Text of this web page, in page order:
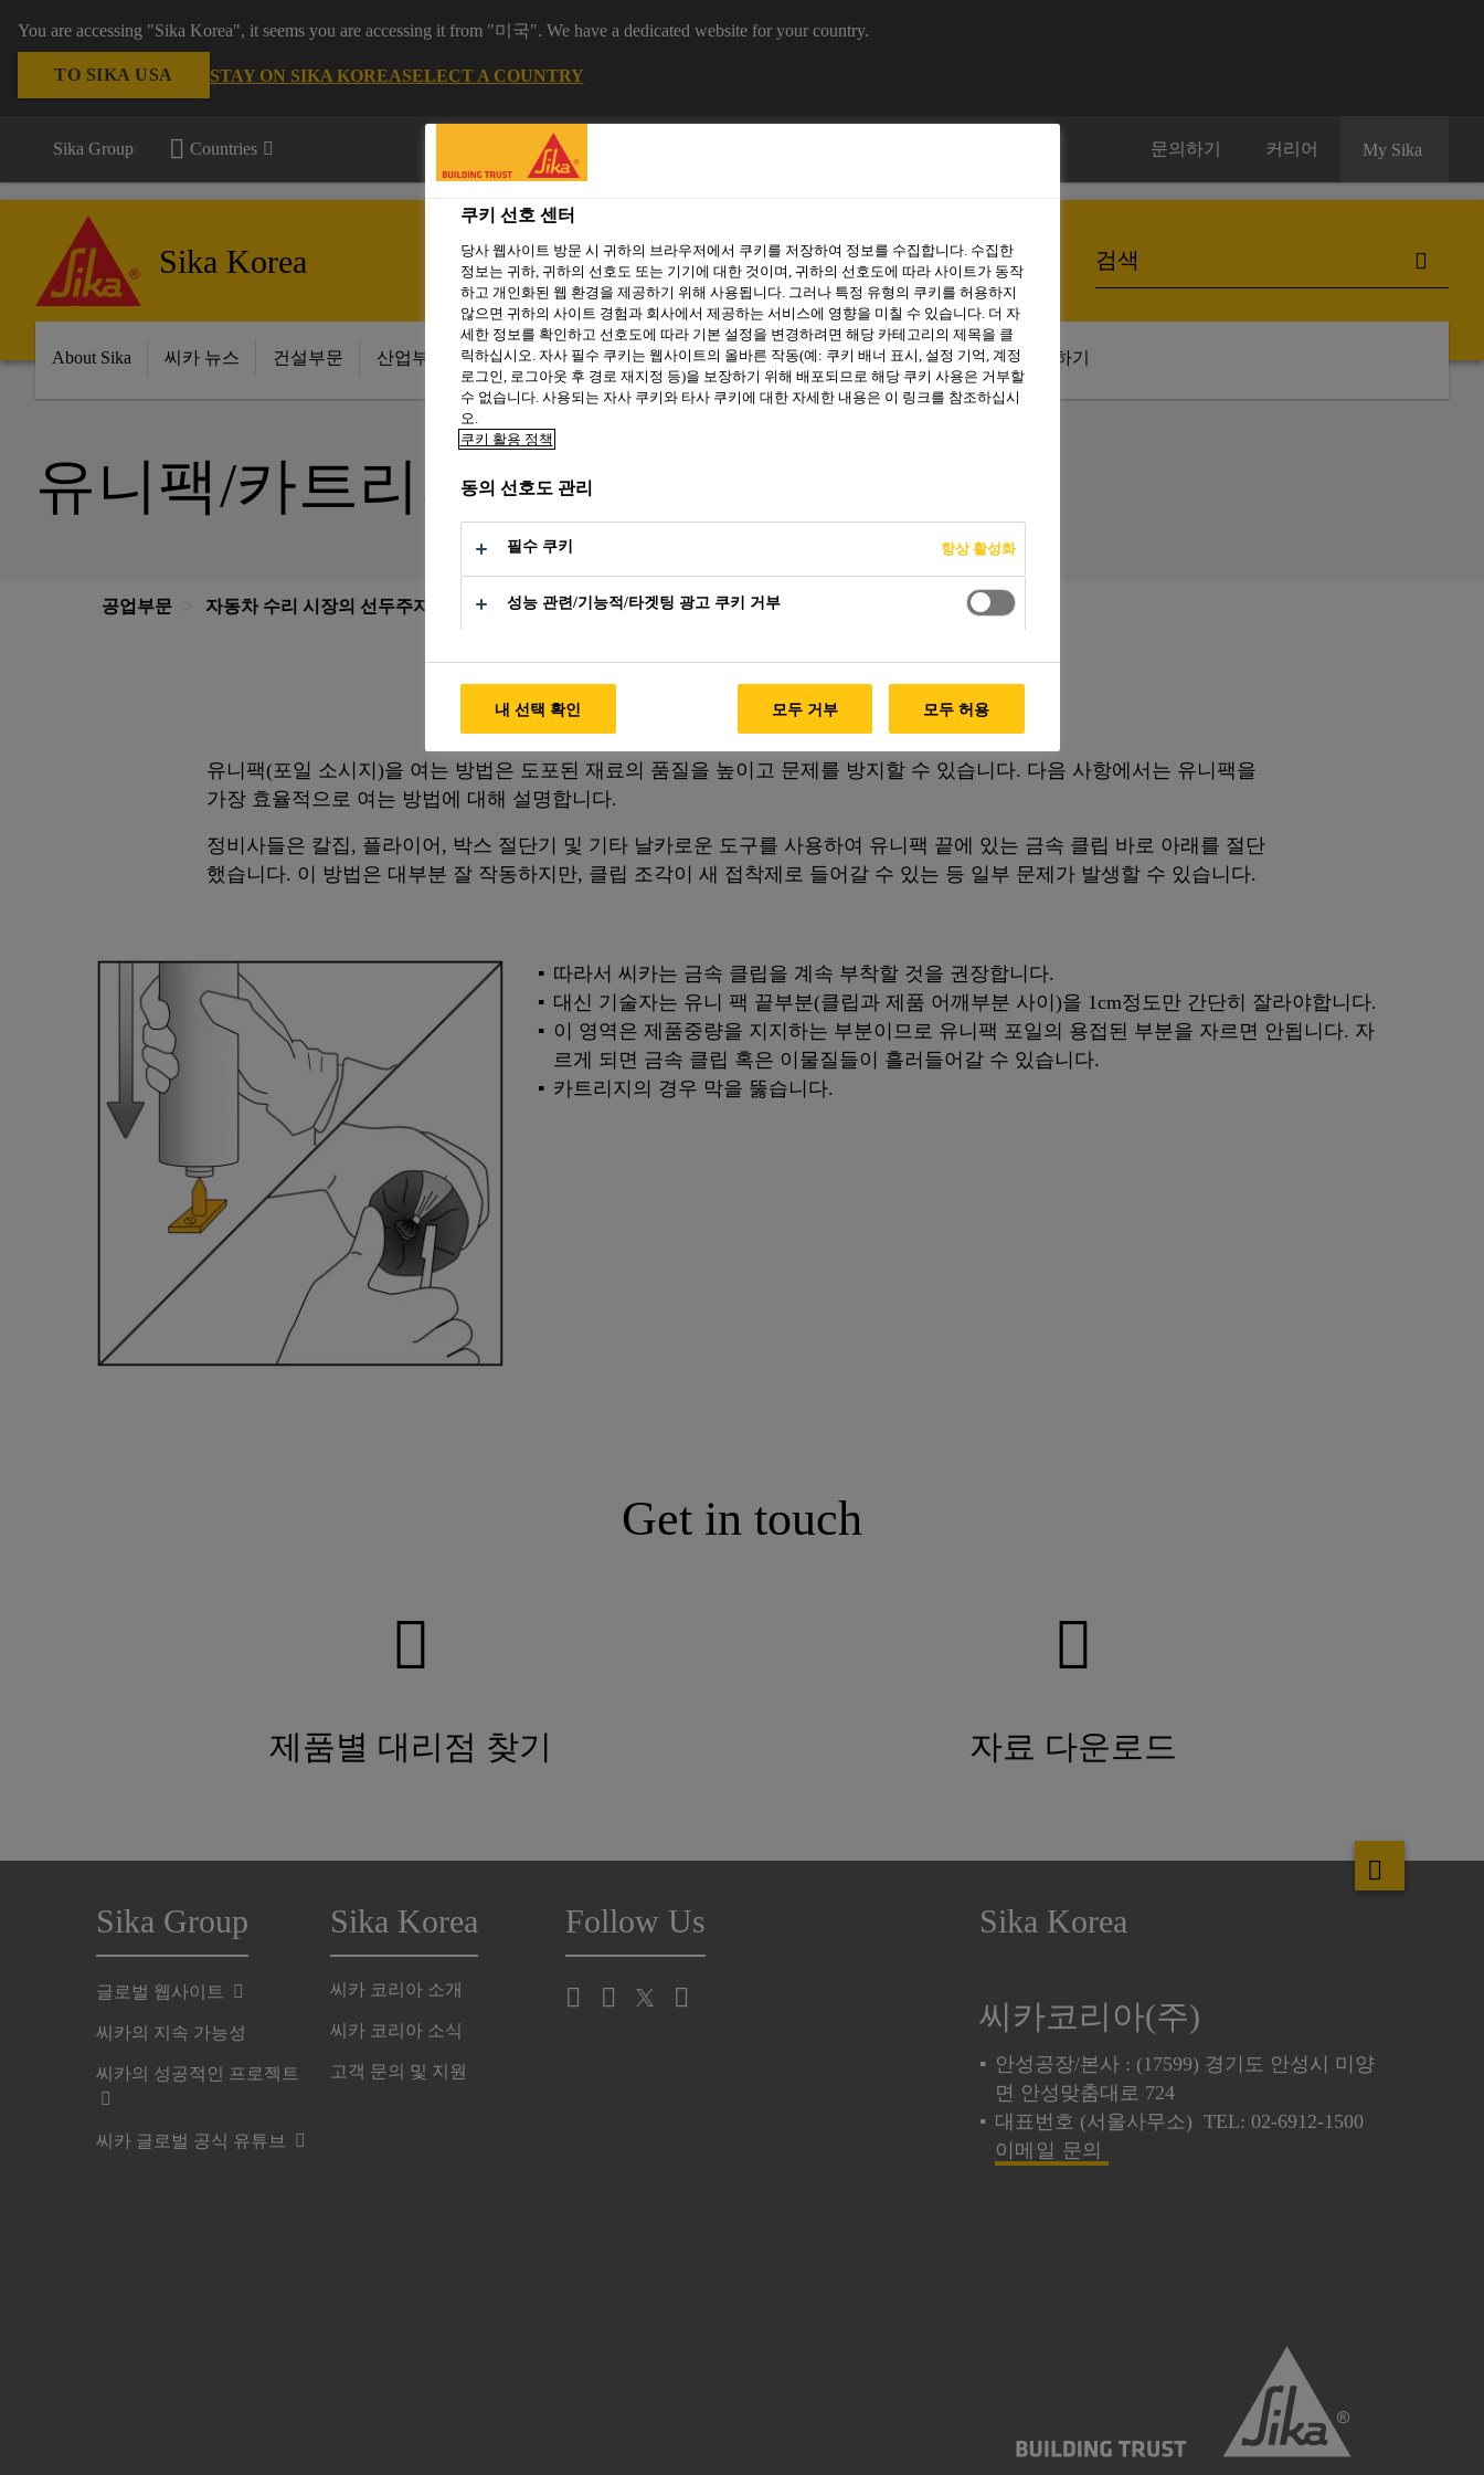
You are accessing "Sika Korea", it seems you are accessing it from "미국". We have a dedicated website for your country.
TO SIKA USA STAY ON SIKA KOREASELECT A COUNTRY
Sika Group Countries 문의하기 커리어 My Sika
Sika Korea
About Sika 씨카 뉴스 건설부문 산업부문 주거용 건축 씨카 프로젝트 자료 다운로드 소셜 미디어 구독하기
유니팩/카트리지 개봉 방법
공업부문 자동차 수리 시장의 선두주자: 씨카 애프터마켓 유니팩/카트리지 개봉 방법
유니팩(포일 소시지)을 여는 방법은 도포된 재료의 품질을 높이고 문제를 방지할 수 있습니다. 다음 사항에서는 유니팩을
가장 효율적으로 여는 방법에 대해 설명합니다.
정비사들은 칼집, 플라이어, 박스 절단기 및 기타 날카로운 도구를 사용하여 유니팩 끝에 있는 금속 클립 바로 아래를 절단
했습니다. 이 방법은 대부분 잘 작동하지만, 클립 조각이 새 접착제로 들어갈 수 있는 등 일부 문제가 발생할 수 있습니다.
따라서 씨카는 금속 클립을 계속 부착할 것을 권장합니다.
대신 기술자는 유니 팩 끝부분(클립과 제품 어깨부분 사이)을 1cm정도만 간단히 잘라야합니다.
이 영역은 제품중량을 지지하는 부분이므로 유니팩 포일의 용접된 부분을 자르면 안됩니다. 자
르게 되면 금속 클립 혹은 이물질들이 흘러들어갈 수 있습니다.
카트리지의 경우 막을 뚫습니다.
Get in touch
제품별 대리점 찾기 자료 다운로드
Sika Group
글로벌 웹사이트
씨카의 지속 가능성
씨카의 성공적인 프로젝트
씨카 글로벌 공식 유튜브
Sika Korea
씨카 코리아 소개
씨카 코리아 소식
고객 문의 및 지원
Follow Us Sika Korea
씨카코리아(주)
안성공장/본사 : (17599) 경기도 안성시 미양
면 안성맞춤대로 724
대표번호 (서울사무소) TEL: 02-6912-1500
이메일 문의
쿠키 선호 센터
당사 웹사이트 방문 시 귀하의 브라우저에서 쿠키를 저장하여 정보를 수집합니다. 수집한
정보는 귀하, 귀하의 선호도 또는 기기에 대한 것이며, 귀하의 선호도에 따라 사이트가 동작
하고 개인화된 웹 환경을 제공하기 위해 사용됩니다. 그러나 특정 유형의 쿠키를 허용하지
않으면 귀하의 사이트 경험과 회사에서 제공하는 서비스에 영향을 미칠 수 있습니다. 더 자
세한 정보를 확인하고 선호도에 따라 기본 설정을 변경하려면 해당 카테고리의 제목을 클
릭하십시오. 자사 필수 쿠키는 웹사이트의 올바른 작동(예: 쿠키 배너 표시, 설정 기억, 계정
로그인, 로그아웃 후 경로 재지정 등)을 보장하기 위해 배포되므로 해당 쿠키 사용은 거부할
수 없습니다. 사용되는 자사 쿠키와 타사 쿠키에 대한 자세한 내용은 이 링크를 참조하십시
오.
쿠키 활용 정책
동의 선호도 관리
필수 쿠키 항상 활성화
성능 관련/기능적/타겟팅 광고 쿠키 거부
내 선택 확인 모두 거부 모두 허용